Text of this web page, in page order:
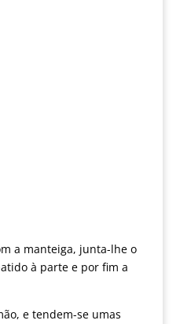
a manteiga, junta-lhe o
à parte e por fim a
e tendem-se umas